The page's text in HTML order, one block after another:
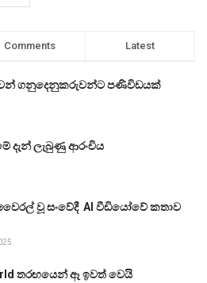
Comments Latest
ගනුදෙනුකරුවන්ට පණිවිඩයක්
දැන් ලැබුණු ආරංචිය
වූ සංවේදී AI වීඩියෝවේ කතාව
තරඟයෙන් ඈ ඉවත් වෙයි